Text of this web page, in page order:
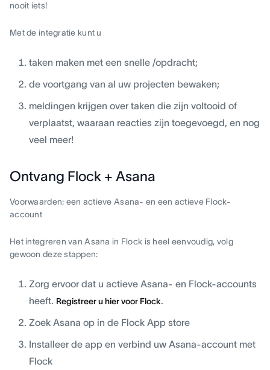
nooit iets!
Met de integratie kunt u
taken maken met een snelle /opdracht;
de voortgang van al uw projecten bewaken;
meldingen krijgen over taken die zijn voltooid of
verplaatst, waaraan reacties zijn toegevoegd, en nog
veel meer!
Ontvang Flock + Asana
Voorwaarden: een actieve Asana- en een actieve Flock-
account
Het integreren van Asana in Flock is heel eenvoudig, volg
gewoon deze stappen:
Zorg ervoor dat u actieve Asana- en Flock-accounts
heeft. Registreer u hier voor Flock.
Zoek Asana op in de Flock App store
Installeer de app en verbind uw Asana-account met
Flock